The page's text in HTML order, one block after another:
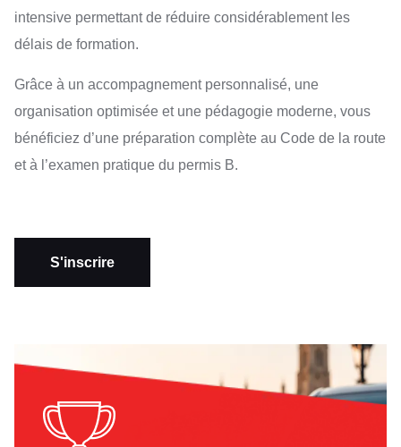
intensive permettant de réduire considérablement les
délais de formation.
Grâce à un accompagnement personnalisé, une
organisation optimisée et une pédagogie moderne, vous
bénéficiez d’une préparation complète au Code de la route
et à l’examen pratique du permis B.
S'inscrire